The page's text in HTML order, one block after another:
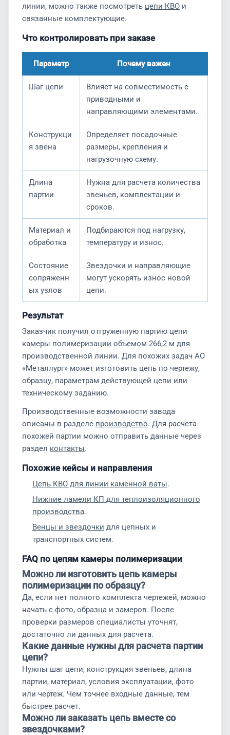
линии, можно также посмотреть цепи КВО и
связанные комплектующие.
Что контролировать при заказе
Параметр Почему важен
Шаг цепи
Влияет на совместимость с
приводными и
направляющими элементами.
Конструкци
я звена
Определяет посадочные
размеры, крепления и
нагрузочную схему.
Длина
партии
Нужна для расчета количества
звеньев, комплектации и
сроков.
Материал и
обработка
Подбираются под нагрузку,
температуру и износ.
Состояние
сопряженн
ых узлов
Звездочки и направляющие
могут ускорять износ новой
цепи.
Результат
Заказчик получил отгруженную партию цепи
камеры полимеризации объемом 266,2 м для
производственной линии. Для похожих задач АО
«Металлург» может изготовить цепь по чертежу,
образцу, параметрам действующей цепи или
техническому заданию.
Производственные возможности завода
описаны в разделе производство. Для расчета
похожей партии можно отправить данные через
раздел контакты.
Похожие кейсы и направления
Цепь КВО для линии каменной ваты.
Нижние ламели КП для теплоизоляционного
производства.
Венцы и звездочки для цепных и
транспортных систем.
FAQ по цепям камеры полимеризации
Можно ли изготовить цепь камеры
полимеризации по образцу?
Да, если нет полного комплекта чертежей, можно
начать с фото, образца и замеров. После
проверки размеров специалисты уточнят,
достаточно ли данных для расчета.
Какие данные нужны для расчета партии
цепи?
Нужны шаг цепи, конструкция звеньев, длина
партии, материал, условия эксплуатации, фото
или чертеж. Чем точнее входные данные, тем
быстрее расчет.
Можно ли заказать цепь вместе со
звездочками?